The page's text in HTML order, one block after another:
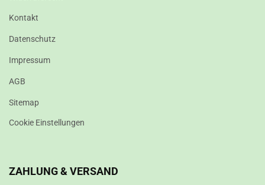
Kontakt
Datenschutz
Impressum
AGB
Sitemap
Cookie Einstellungen
ZAHLUNG & VERSAND